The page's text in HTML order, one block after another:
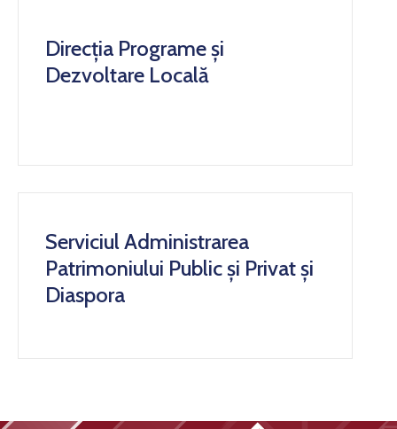
Direcția Programe și
Dezvoltare Locală
Serviciul Administrarea
Patrimoniului Public și Privat și
Diaspora